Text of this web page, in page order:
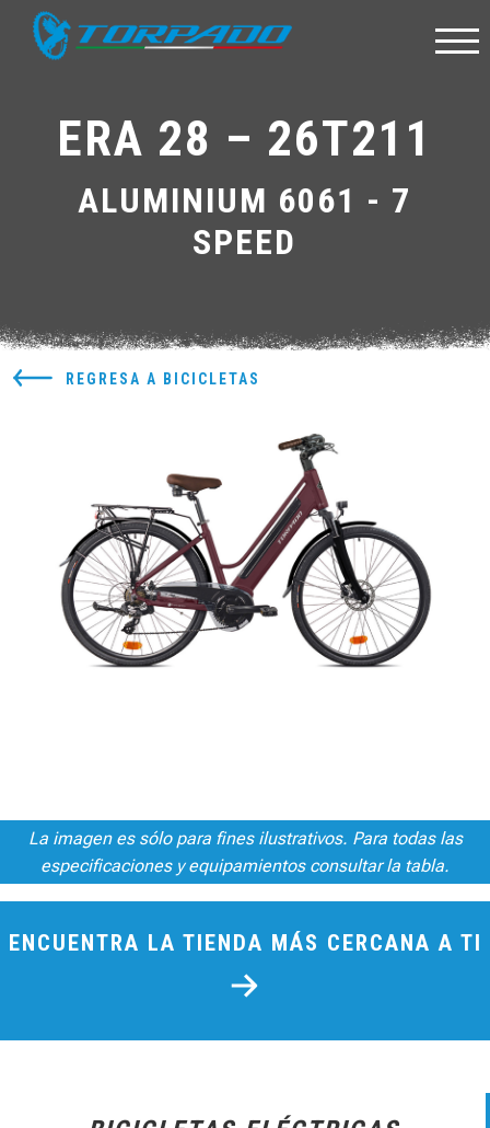
ERA 28 – 26T211
ALUMINIUM 6061 - 7
SPEED
REGRESA A BICICLETAS
La imagen es sólo para fines ilustrativos. Para todas las
especificaciones y equipamientos consultar la tabla.
ENCUENTRA LA TIENDA MÁS CERCANA A TI